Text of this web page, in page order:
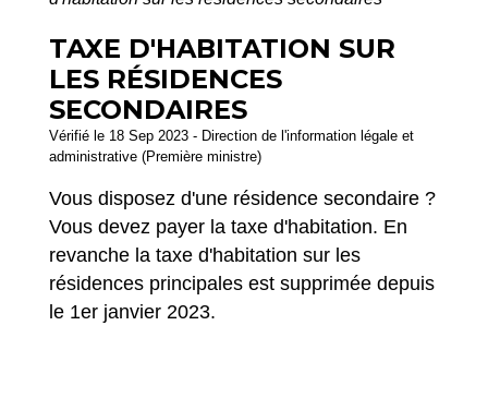
TAXE D'HABITATION SUR
LES RÉSIDENCES
SECONDAIRES
Vérifié le 18 Sep 2023 - Direction de l'information légale et
administrative (Première ministre)
Vous disposez d'une résidence secondaire ?
Vous devez payer la taxe d'habitation. En
revanche la taxe d'habitation sur les
résidences principales est supprimée depuis
le 1er janvier 2023.